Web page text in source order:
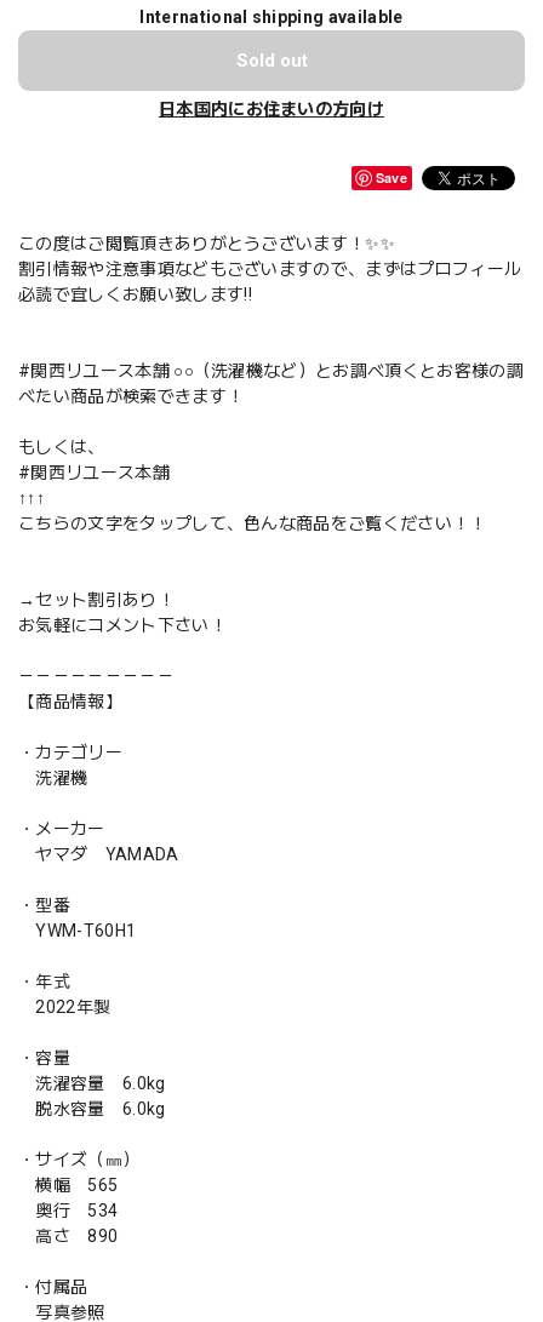
International shipping available
Sold out
日本国内にお住まいの方向け
Save
この度はご閲覧頂きありがとうございます！✨✨
割引情報や注意事項などもございますので、まずはプロフィール
必読で宜しくお願い致します‼️
#関西リユース本舗 ○○（洗濯機など）とお調べ頂くとお客様の調
べたい商品が検索できます！
もしくは、
#関西リユース本舗
↑↑↑
こちらの文字をタップして、色んな商品をご覧ください！！
→セット割引あり！
お気軽にコメント下さい！
－－－－－－－－－
【商品情報】
・カテゴリー
洗濯機
・メーカー
ヤマダ YAMADA
・型番
YWM-T60H1
・年式
2022年製
・容量
洗濯容量 6.0kg
脱水容量 6.0kg
・サイズ（㎜）
横幅 565
奥行 534
高さ 890
・付属品
写真参照